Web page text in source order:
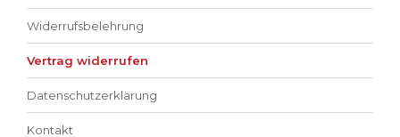
Widerrufsbelehrung
Vertrag widerrufen
Datenschutzerklärung
Kontakt